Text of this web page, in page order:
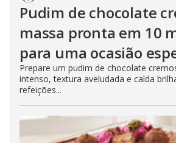
Pudim de chocolate
massa pronta em 10
para uma ocasião
Prepare um pudim de chocolate
intenso, textura aveludada e calda
refeições...